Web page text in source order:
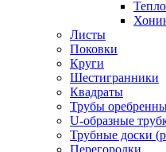
Листы
Поковки
Круги
Шестигранники
Квадраты
Трубы
U-образные
Трубные доски
Перегородки